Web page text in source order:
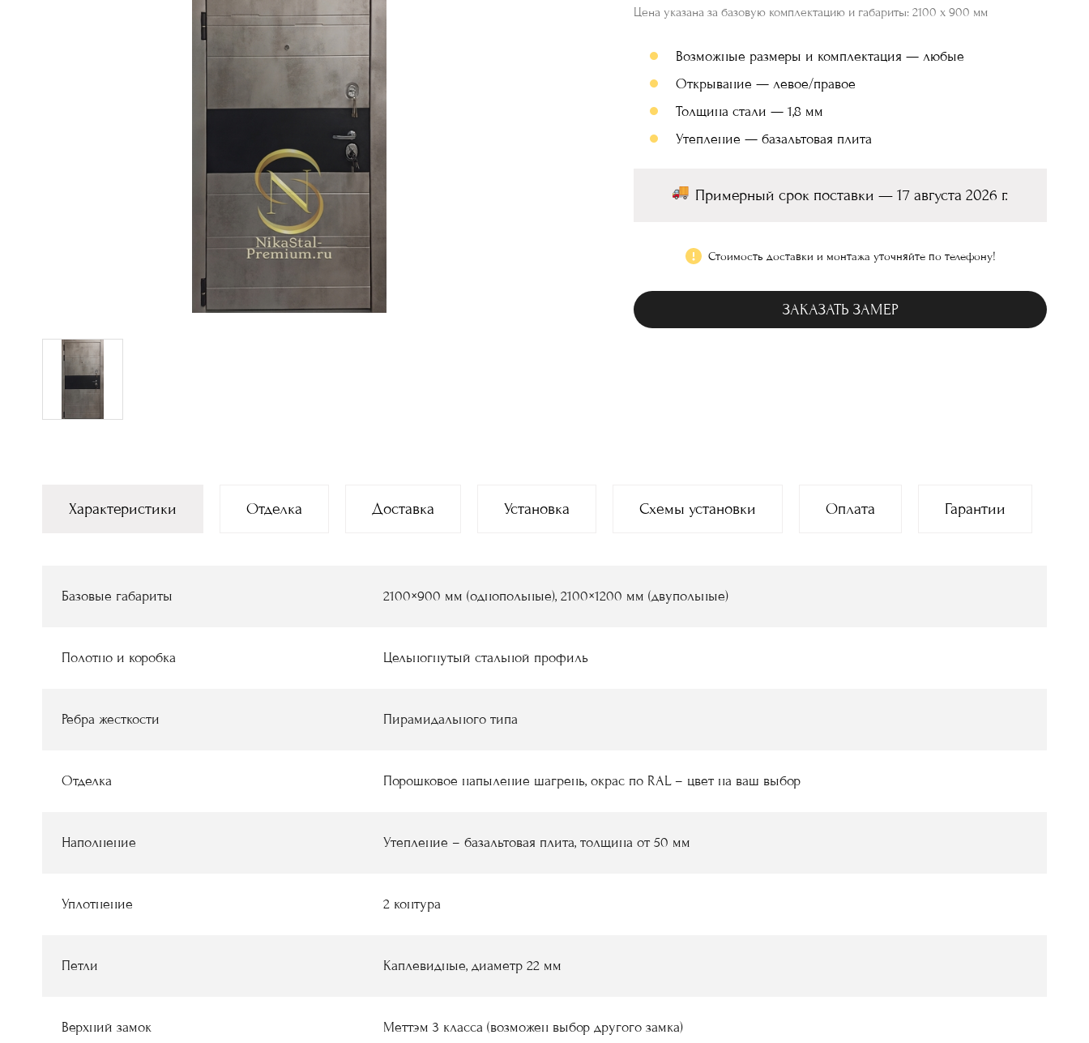
Цена указана за базовую комплектацию и габариты: 2100 х 900 мм
Возможные размеры и комплектация — любые
Открывание — левое/правое
Толщина стали — 1,8 мм
Утепление — базальтовая плита
Примерный срок поставки — 17 августа 2026 г.
Стоимость доставки и монтажа уточняйте по телефону!
ЗАКАЗАТЬ ЗАМЕР
Характеристики Отделка Доставка Установка Схемы установки Оплата Гарантии
Базовые габариты 2100×900 мм (однопольные), 2100×1200 мм (двупольные)
Полотно и коробка Цельногнутый стальной профиль
Ребра жесткости Пирамидального типа
Отделка Порошковое напыление шагрень, окрас по RAL – цвет на ваш выбор
Наполнение Утепление – базальтовая плита, толщина от 50 мм
Уплотнение 2 контура
Петли Каплевидные, диаметр 22 мм
Верхний замок Меттэм 3 класса (возможен выбор другого замка)